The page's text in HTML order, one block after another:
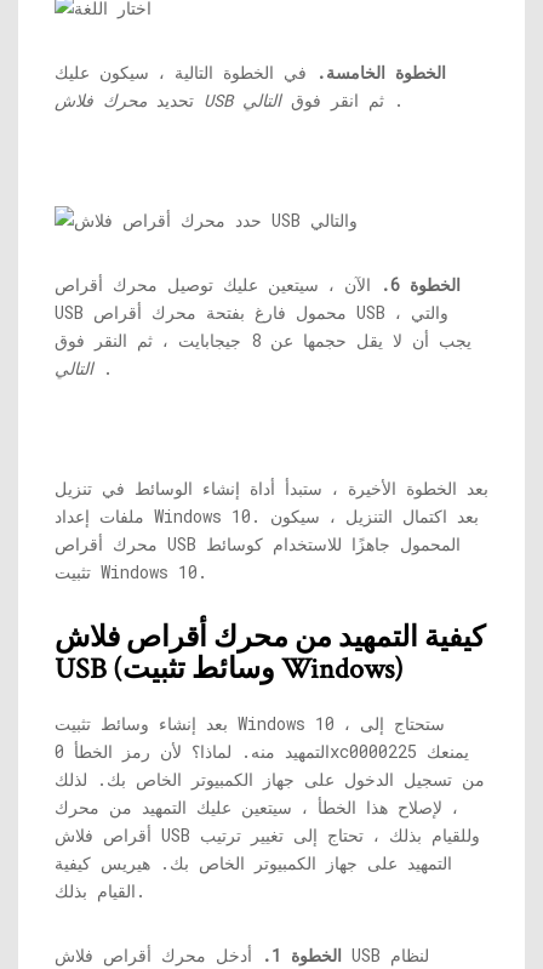
الخطوة الخامسة.
في الخطوة التالية ، سيكون عليك
تحديد محرك فلاش USB ثم انقر فوقالتالي .
الخطوة 6.
الآن ، سيتعين عليك توصيل محرك أقراص
USB محمول فارغ بفتحة محرك أقراص USB ، والتي
يجب أن لا يقل حجمها عن 8 جيجابايت ، ثم النقر فوق
التالي.
بعد الخطوة الأخيرة ، ستبدأ أداة إنشاء الوسائط في تنزيل
ملفات إعداد Windows 10. بعد اكتمال التنزيل ، سيكون
محرك أقراص USB المحمول جاهزًا للاستخدام كوسائط
تثبيت Windows 10.
كيفية التمهيد من محرك أقراص فلاش
USB (وسائط تثبيت Windows)
بعد إنشاء وسائط تثبيت Windows 10 ، ستحتاج إلى
التمهيد منه. لماذا؟ لأن رمز الخطأ 0xc0000225 يمنعك
من تسجيل الدخول على جهاز الكمبيوتر الخاص بك. لذلك
، لإصلاح هذا الخطأ ، سيتعين عليك التمهيد من محرك
أقراص فلاش USB وللقيام بذلك ، تحتاج إلى تغيير ترتيب
التمهيد على جهاز الكمبيوتر الخاص بك. هيريس كيفية
القيام بذلك.
الخطوة 1.
أدخل محرك أقراص فلاش USB لنظام